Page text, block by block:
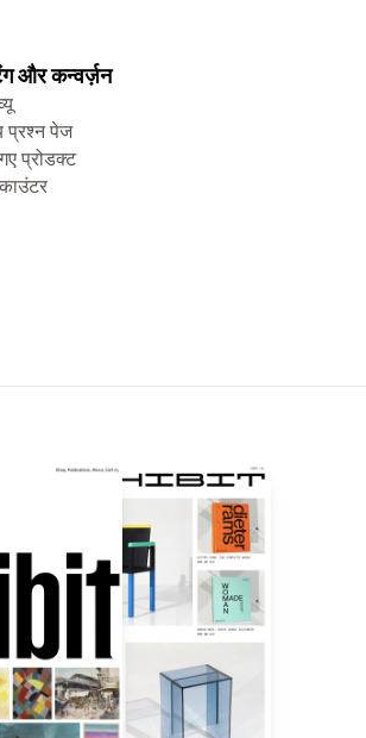
और कन्वर्ज़न
प्रश्न पेज
प्रोडक्ट